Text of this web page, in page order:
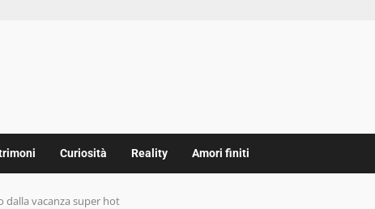
Curiosità Reality Amori finiti
dalla vacanza super hot